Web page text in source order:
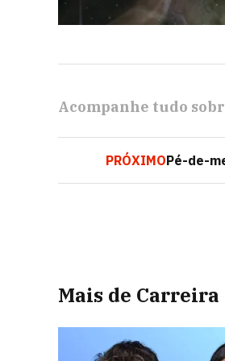
Acompanhe tudo
PRÓXIMOPé-de-
Mais de Carreira